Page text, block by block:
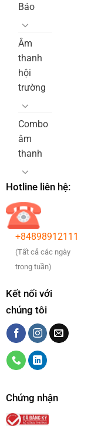
Báo
Âm
thanh
hội
trường
Combo
âm
thanh
Hotline liên hệ:
+84898912111
(Tất cả các ngày
trong tuần)
Kết nối với
chúng tôi
Chứng nhận